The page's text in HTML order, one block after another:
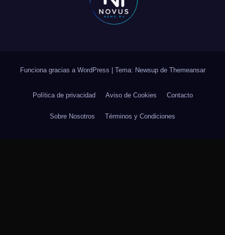
Funciona gracias a WordPress Tema: Newsup de Themeansar
Política de privacidad Aviso de Cookies Contacto
Sobre Nosotros Términos y Condiciones